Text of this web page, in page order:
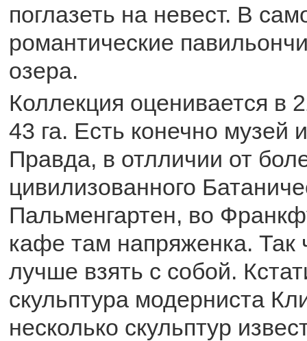
поглазеть на невест. В
романтические
озера.
Коллекция оценивается в
43 га. Есть конечно музей
Правда, в отлличии от
цивилизованного
Пальменгартен, во
кафе там напряженка. Так
лучше взять с собой.
скульптура модерниста
несколько скульптур